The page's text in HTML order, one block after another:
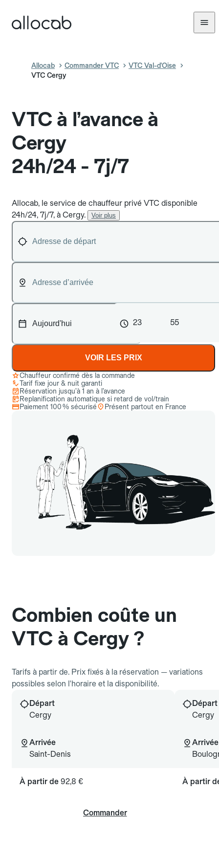
Allocab Commander VTC
VTC Val-d'Oise
VTC Cergy
VTC à l’avance à
Cergy
24h/24 - 7j/7
Allocab, le service de chauffeur privé VTC disponible
24h/24, 7j/7, à Cergy.
Voir plus
23 55
VOIR LES PRIX
Chauffeur confirmé dès la commande
Tarif fixe jour & nuit garanti
Réservation jusqu’à 1 an à l’avance
Replanification automatique si retard de vol/train
Paiement 100 % sécurisé
Présent partout en France
Combien coûte un
VTC à Cergy ?
Tarifs à partir de. Prix fixés à la réservation — variations
possibles selon l'horaire et la disponibilité.
Départ
Cergy
Arrivée
Saint-Denis
À partir de 92,8 €
Commander
Départ
Cergy
Arrivée
À partir